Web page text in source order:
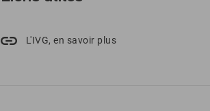
L'IVG, en savoir plus